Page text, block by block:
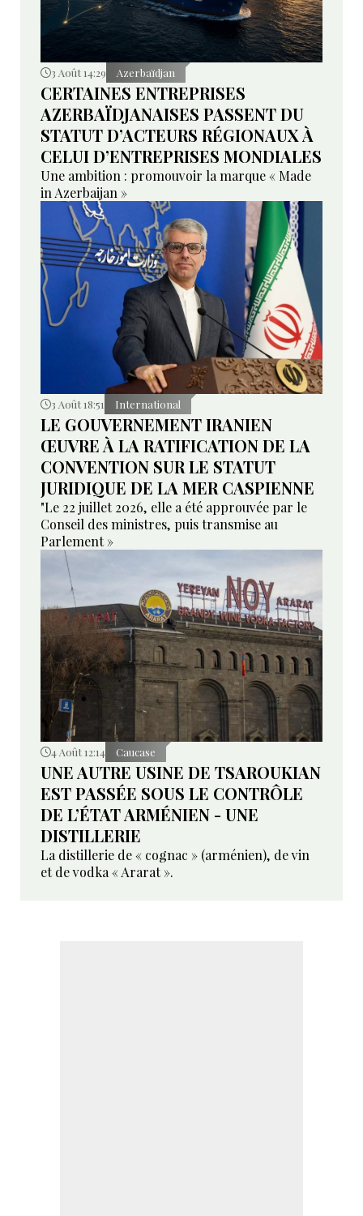
3 Août 14:29 Azerbaïdjan
CERTAINES ENTREPRISES
AZERBAÏDJANAISES PASSENT DU
STATUT D’ACTEURS RÉGIONAUX À
CELUI D’ENTREPRISES MONDIALES
Une ambition : promouvoir la marque « Made
in Azerbaijan »
3 Août 18:51 International
LE GOUVERNEMENT IRANIEN
ŒUVRE À LA RATIFICATION DE LA
CONVENTION SUR LE STATUT
JURIDIQUE DE LA MER CASPIENNE
"Le 22 juillet 2026, elle a été approuvée par le
Conseil des ministres, puis transmise au
Parlement »
4 Août 12:14 Caucase
UNE AUTRE USINE DE TSAROUKIAN
EST PASSÉE SOUS LE CONTRÔLE
DE L’ÉTAT ARMÉNIEN - UNE
DISTILLERIE
La distillerie de « cognac » (arménien), de vin
et de vodka « Ararat ».